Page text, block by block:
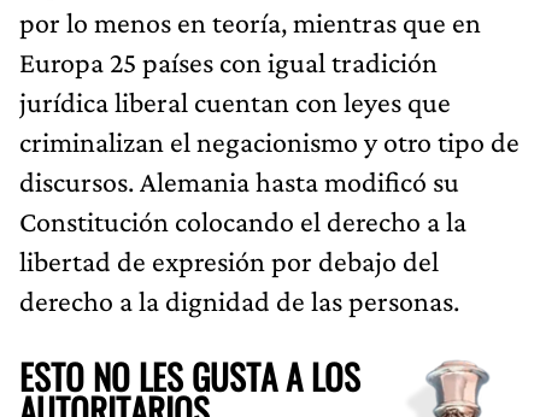
por lo menos en teoría, mientras que en
Europa 25 países con igual tradición
jurídica liberal cuentan con leyes que
criminalizan el negacionismo y otro tipo de
discursos. Alemania hasta modificó su
Constitución colocando el derecho a la
libertad de expresión por debajo del
derecho a la dignidad de las personas.
ESTO NO LES GUSTA A LOS